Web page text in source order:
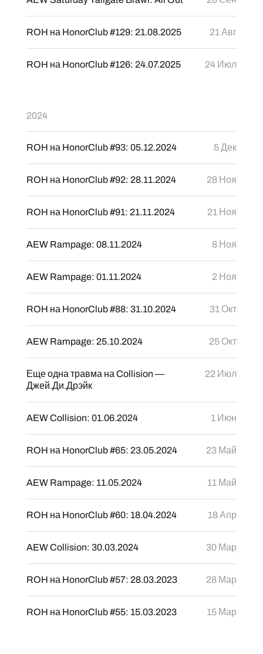
ROH на HonorClub #129: 21.08.2025 21 Авг
ROH на HonorClub #126: 24.07.2025 24 Июл
2024
ROH на HonorClub #93: 05.12.2024 5 Дек
ROH на HonorClub #92: 28.11.2024 28 Ноя
ROH на HonorClub #91: 21.11.2024 21 Ноя
AEW Rampage: 08.11.2024 8 Ноя
AEW Rampage: 01.11.2024 2 Ноя
ROH на HonorClub #88: 31.10.2024 31 Окт
AEW Rampage: 25.10.2024 25 Окт
Еще одна травма на Collision —
Джей.Ди.Дрэйк
22 Июл
AEW Collision: 01.06.2024 1 Июн
ROH на HonorClub #65: 23.05.2024 23 Май
AEW Rampage: 11.05.2024 11 Май
ROH на HonorClub #60: 18.04.2024 18 Апр
AEW Collision: 30.03.2024 30 Мар
ROH на HonorClub #57: 28.03.2023 28 Мар
ROH на HonorClub #55: 15.03.2023 15 Мар